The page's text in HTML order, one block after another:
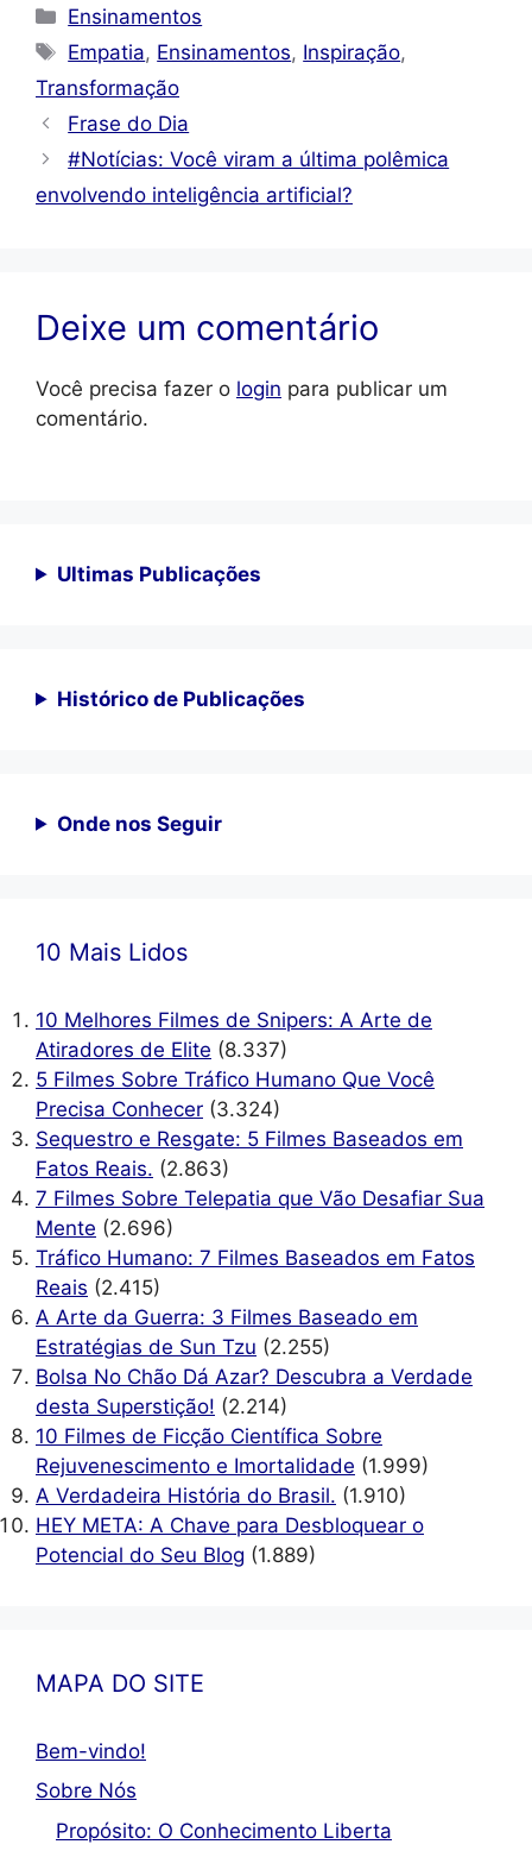
Categorias
Ensinamentos
Tags
Empatia, Ensinamentos, Inspiração,
Transformação
Frase do Dia
#Notícias: Você viram a última polêmica
envolvendo inteligência artificial?
Deixe um comentário
Você precisa fazer o login para publicar um
comentário.
Ultimas Publicações
Histórico de Publicações
Onde nos Seguir
10 Mais Lidos
10 Melhores Filmes de Snipers: A Arte de
Atiradores de Elite (8.337)
5 Filmes Sobre Tráfico Humano Que Você
Precisa Conhecer (3.324)
Sequestro e Resgate: 5 Filmes Baseados em
Fatos Reais. (2.863)
7 Filmes Sobre Telepatia que Vão Desafiar Sua
Mente (2.696)
Tráfico Humano: 7 Filmes Baseados em Fatos
Reais (2.415)
A Arte da Guerra: 3 Filmes Baseado em
Estratégias de Sun Tzu (2.255)
Bolsa No Chão Dá Azar? Descubra a Verdade
desta Superstição! (2.214)
10 Filmes de Ficção Científica Sobre
Rejuvenescimento e Imortalidade (1.999)
A Verdadeira História do Brasil. (1.910)
HEY META: A Chave para Desbloquear o
Potencial do Seu Blog (1.889)
MAPA DO SITE
Bem-vindo!
Sobre Nós
Propósito: O Conhecimento Liberta